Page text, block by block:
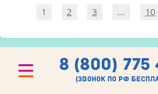
1 2 3 ... 10
8 (800) 775
(звонок по рф